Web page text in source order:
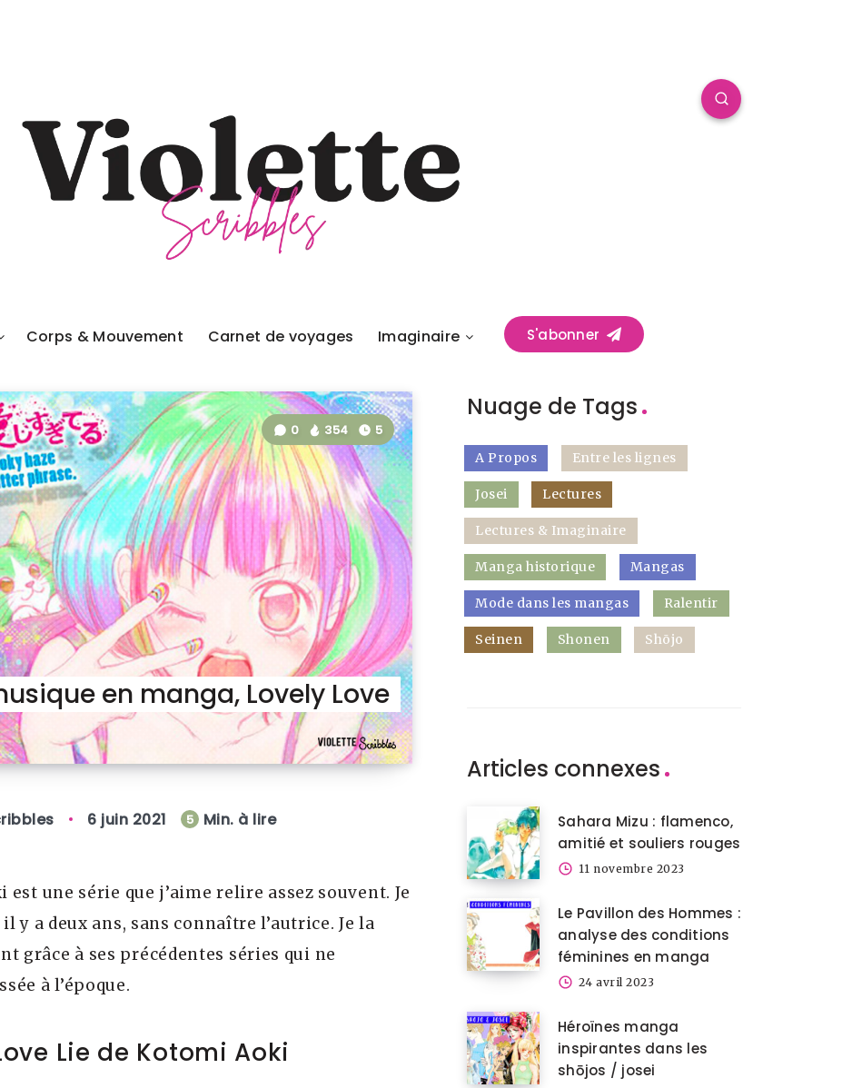
Corps & Mouvement Carnet de voyages Imaginaire S'abonner
en manga, Lovely Love
0 354 5
6 juin 2021 5 Min. à lire
une série que j’aime relire assez souvent. Je
y a deux ans, sans connaître l’autrice. Je la
grâce à ses précédentes séries qui ne
à l’époque.
Lie de Kotomi Aoki
Nuage de Tags
A Propos Entre les lignes
Josei Lectures
Lectures & Imaginaire
Manga historique Mangas
Mode dans les mangas Ralentir
Seinen Shonen Shōjo
Articles connexes
Sahara Mizu : flamenco,
amitié et souliers rouges
11 novembre 2023
Le Pavillon des Hommes :
analyse des conditions
féminines en manga
24 avril 2023
Héroïnes manga
inspirantes dans les
shōjos / josei